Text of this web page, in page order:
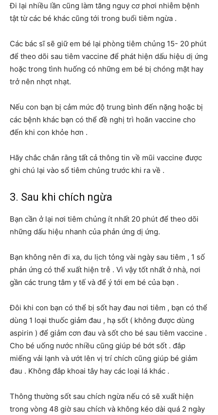
Đi lại nhiều lần cũng làm tăng nguy cơ phơi nhiễm bệnh
tật từ các bé khác cũng tới trong buổi tiêm ngừa .
Các bác sĩ sẽ giữ em bé lại phòng tiêm chủng 15- 20 phút
để theo dõi sau tiêm vaccine để phát hiện dấu hiệu dị ứng
hoặc trong tình huống có những em bé bị chóng mặt hay
trở nên nhợt nhạt.
Nếu con bạn bị cảm mức độ trung bình đến nặng hoặc bị
các bệnh khác bạn có thể đề nghị trì hoãn vaccine cho
đến khi con khỏe hơn .
Hãy chắc chắn rằng tất cả thông tin về mũi vaccine được
ghi chú lại vào sổ tiêm chủng trước khi ra về .
3. Sau khi chích ngừa
Bạn cần ở lại nơi tiêm chủng ít nhất 20 phút để theo dõi
những dấu hiệu nhanh của phản ứng dị ứng.
Bạn không nên đi xa, du lịch tỏng vài ngày sau tiêm , 1 số
phản ứng có thể xuất hiện trễ . Vì vậy tốt nhất ở nhà, nơi
gần các trung tâm y tế và để ý tới em bé của bạn .
Đôi khi con bạn có thể bị sốt hay đau nơi tiêm , bạn có thể
dùng 1 loại thuốc giảm đau , hạ sốt ( không được dùng
aspirin ) để giảm cơn đau và sốt cho bé sau tiêm vaccine .
Cho bé uống nước nhiều cũng giúp bé bớt sốt . đắp
miếng vải lạnh và ướt lên vị trí chích cũng giúp bé giảm
đau . Không đắp khoai tây hay các loại lá khác .
Thông thường sốt sau chích ngừa nếu có sẽ xuất hiện
trong vòng 48 giờ sau chích và không kéo dài quá 2 ngày